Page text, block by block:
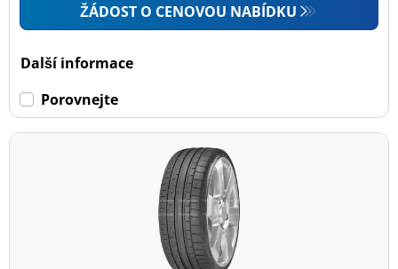
ŽÁDOST O CENOVOU NABÍDKU
Další informace
Porovnejte